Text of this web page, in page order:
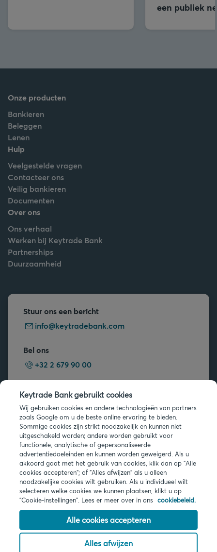
een publiek
Onze producten
Bankieren
Beleggen
Lenen
Hulp
Veelgestelde vragen
Contacteer ons
Veilig bankieren
Documenten
Over ons
Ons verhaal
Werken bij Keytrade Bank
Partnerships
Duurzaamheid
Stuur ons een bericht
info@keytradebank.com
Bel ons
+32 2 679 90 00
Veelgestelde vragen
Juridische info
Privacy
Cookies
PSD2
Toegankelijkheid
© 2026 Keytrade Bank, Belgisch bijkantoor van Arkéa Direct Bank NV
Keytrade Bank gebruikt cookies
Wij gebruiken cookies en andere technologieën van partners
zoals Google om u de beste online ervaring te bieden.
Sommige cookies zijn strikt noodzakelijk en kunnen niet
uitgeschakeld worden; andere worden gebruikt voor
functionele, analytische of gepersonaliseerde
advertentiedoeleinden en kunnen worden geweigerd. Als u
akkoord gaat met het gebruik van cookies, klik dan op "Alle
cookies accepteren"; of "Alles afwijzen" als u alleen
noodzakelijke cookies wilt gebruiken. Als u individueel wilt
selecteren welke cookies we kunnen plaatsen, klikt u op
"Cookie-instellingen". Lees er meer over in ons cookiebeleid.
Alle cookies accepteren
Alles afwijzen